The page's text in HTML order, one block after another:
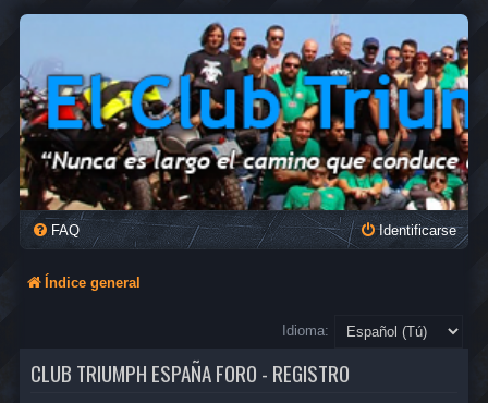
FAQ Identificarse
Índice general
Idioma:
CLUB TRIUMPH ESPAÑA FORO - REGISTRO